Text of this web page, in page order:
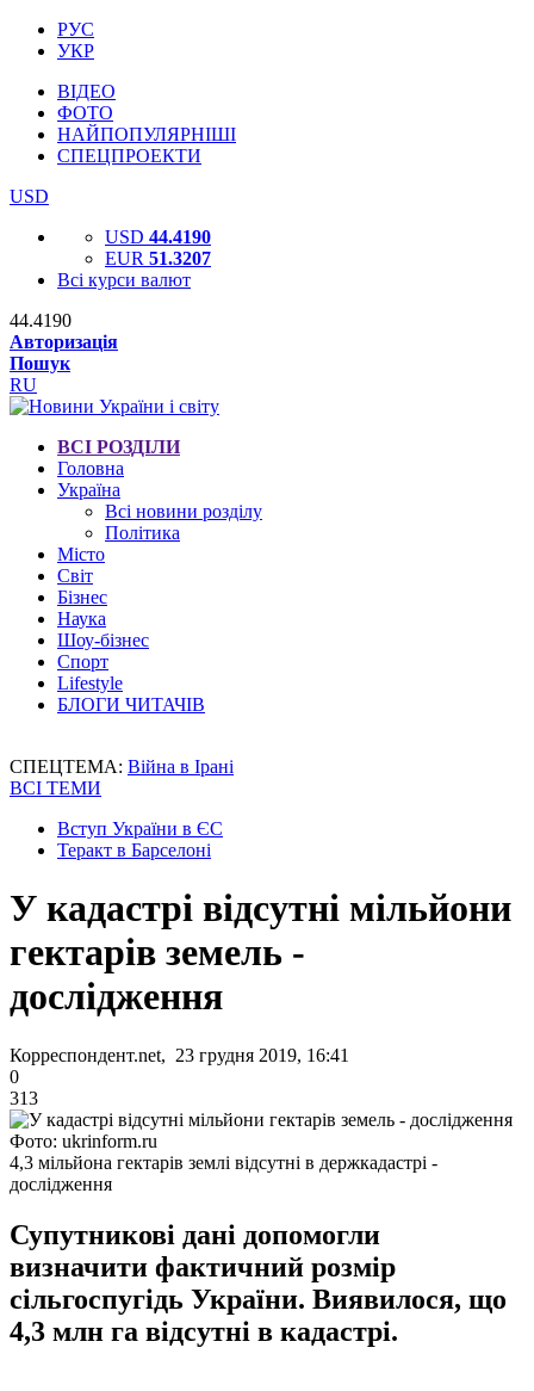
РУС
УКР
ВІДЕО
ФОТО
НАЙПОПУЛЯРНІШІ
СПЕЦПРОЕКТИ
USD
USD 44.4190
EUR 51.3207
Всі курси валют
44.4190
Авторизація
Пошук
RU
ВСІ РОЗДІЛИ
Головна
Україна
Всі новини розділу
Політика
Місто
Світ
Бізнес
Наука
Шоу-бізнес
Спорт
Lifestyle
БЛОГИ ЧИТАЧІВ
СПЕЦТЕМА: Війна в Ірані
ВСІ ТЕМИ
Вступ України в ЄС
Теракт в Барселоні
У кадастрі відсутні мільйони
гектарів земель -
дослідження
Корреспондент.net, 23 грудня 2019, 16:41
0
313
Фото: ukrinform.ru
4,3 мільйона гектарів землі відсутні в держкадастрі -
дослідження
Супутникові дані допомогли
визначити фактичний розмір
сільгоспугідь України. Виявилося, що
4,3 млн га відсутні в кадастрі.